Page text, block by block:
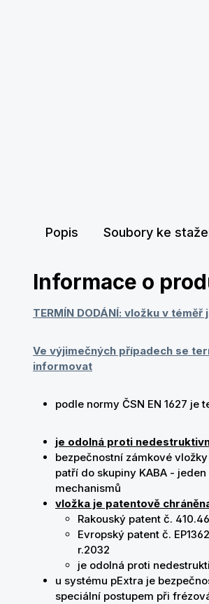
Popis Soubory ke
Informace o
TERMÍN DODÁNÍ: vložku v
Ve výjimečných případech se
informovat
podle normy ČSN EN 1627 je
je odolná proti
bezpečnostní zámkové
patří do skupiny KABA -
mechanismů
vložka je patentově
Rakouský patent č.
Evropský patent č.
r.2032
je odolná proti
u systému pExtra je
speciální postupem při